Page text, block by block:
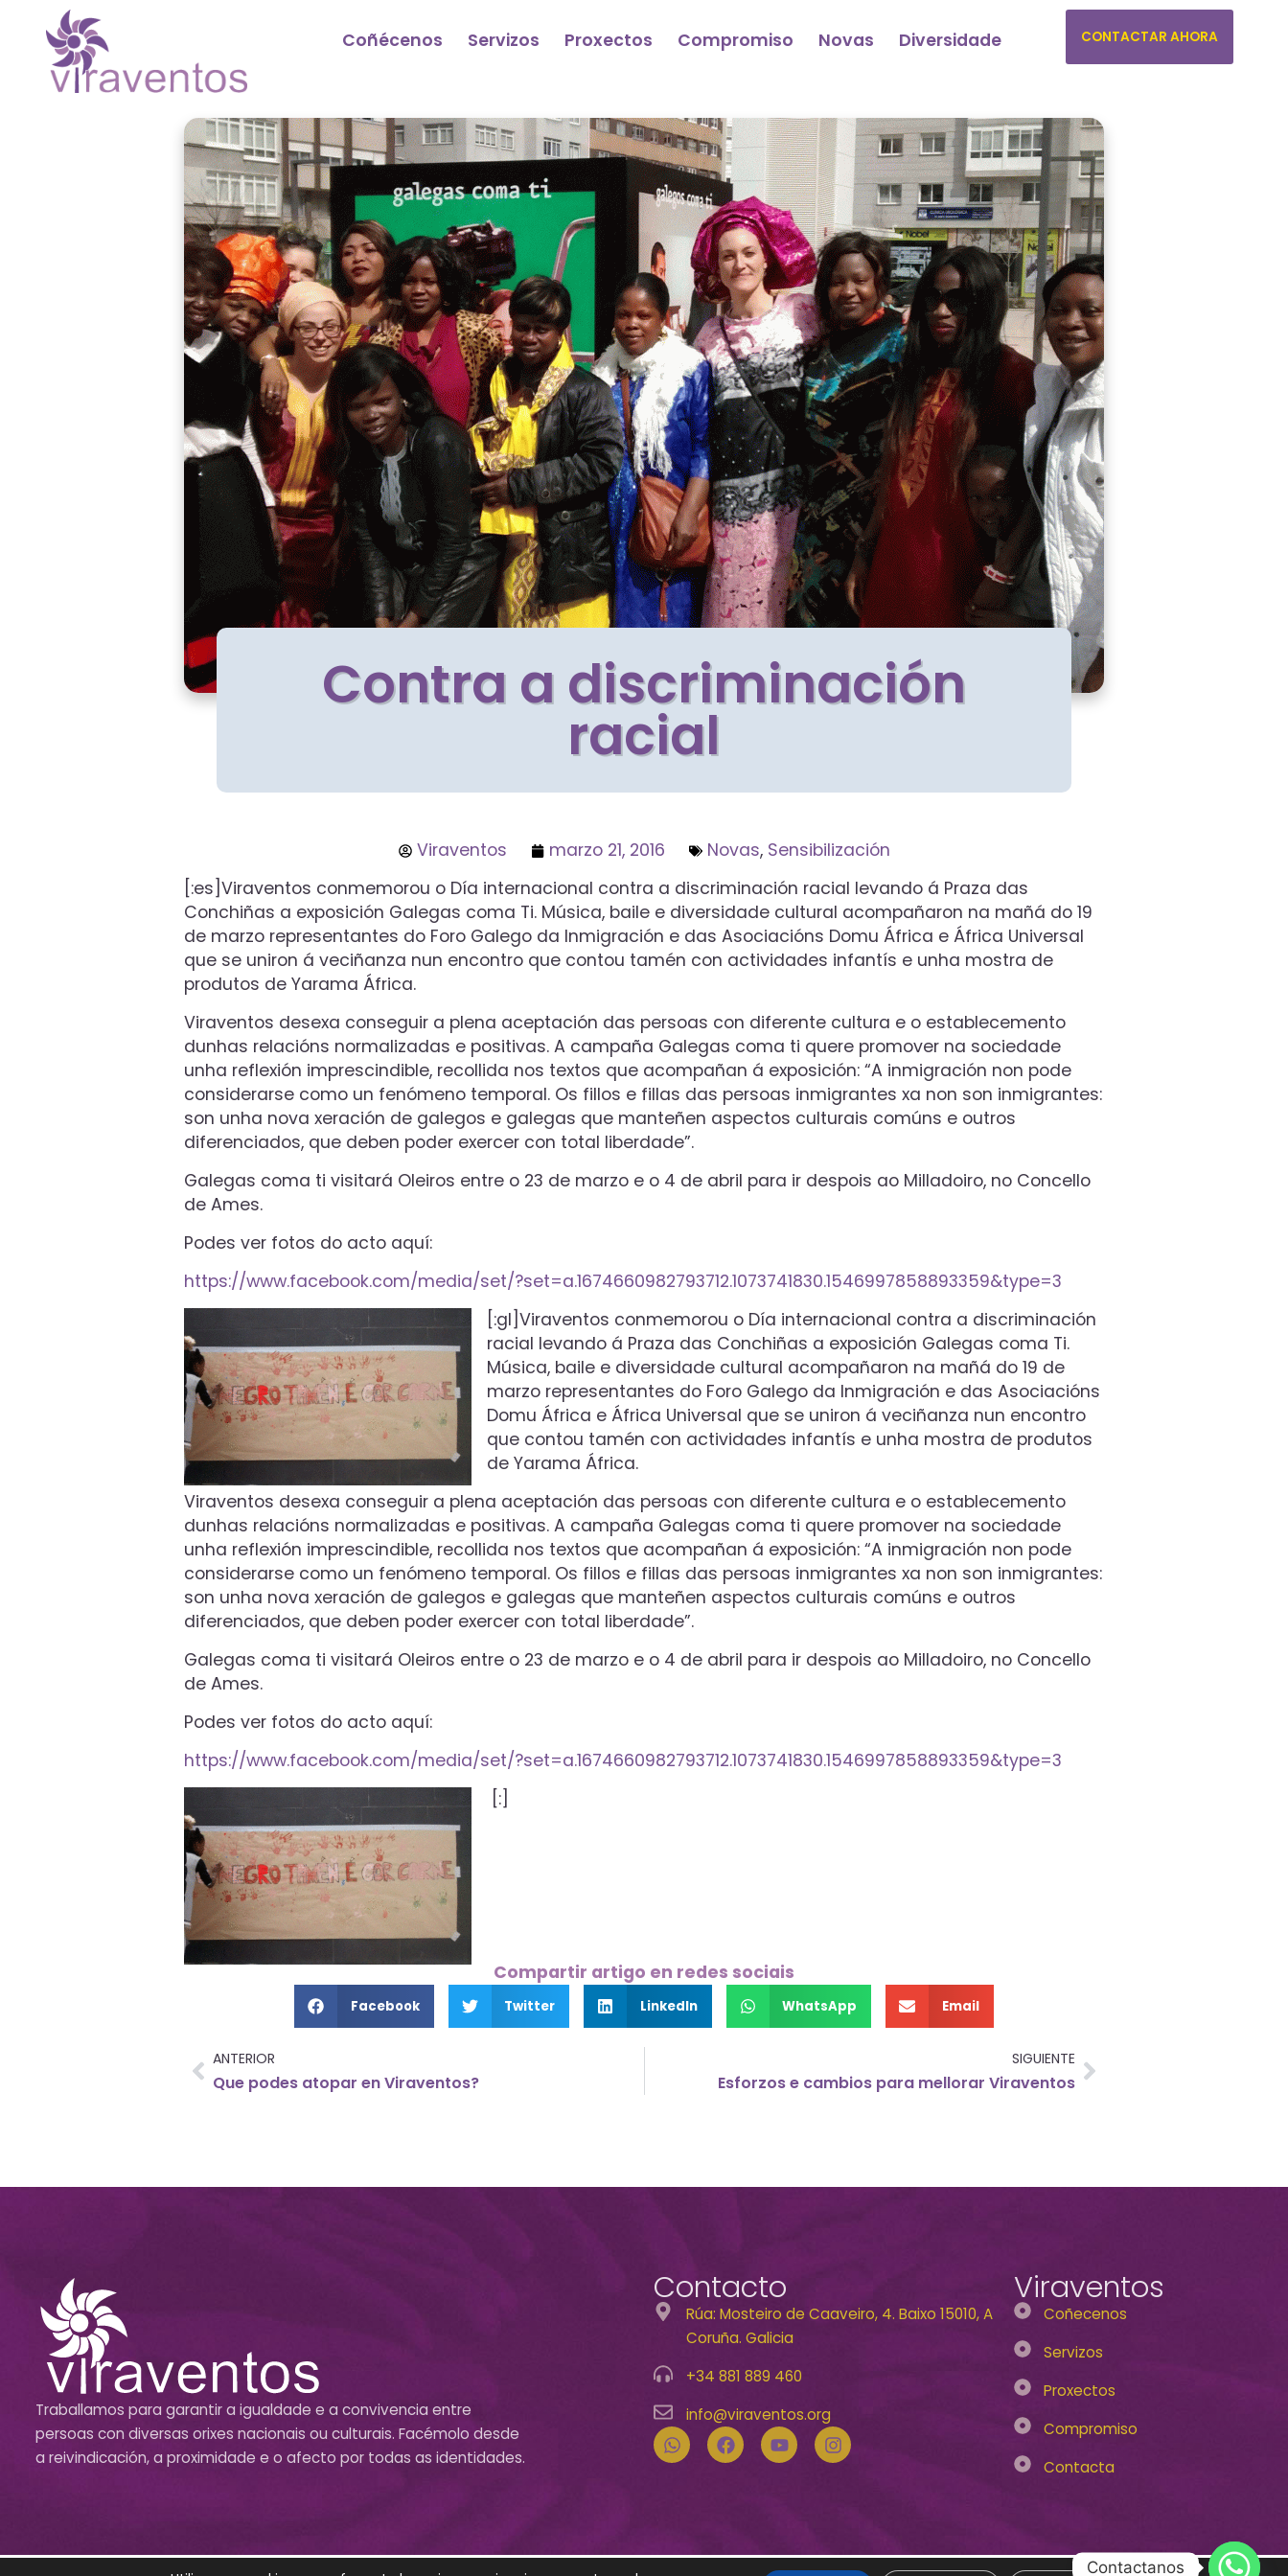
Coñécenos Servizos Proxectos Compromiso Novas Diversidade CONTACTAR AHORA
Contra a discriminación
racial
Viraventos marzo 21, 2016 Novas, Sensibilización
[:es]Viraventos conmemorou o Día internacional contra a discriminación racial levando á Praza das
Conchiñas a exposición Galegas coma Ti. Música, baile e diversidade cultural acompañaron na mañá do 19
de marzo representantes do Foro Galego da Inmigración e das Asociacións Domu África e África Universal
que se uniron á veciñanza nun encontro que contou tamén con actividades infantís e unha mostra de
produtos de Yarama África.
Viraventos desexa conseguir a plena aceptación das persoas con diferente cultura e o establecemento
dunhas relacións normalizadas e positivas. A campaña Galegas coma ti quere promover na sociedade
unha reflexión imprescindible, recollida nos textos que acompañan á exposición: “A inmigración non pode
considerarse como un fenómeno temporal. Os fillos e fillas das persoas inmigrantes xa non son inmigrantes:
son unha nova xeración de galegos e galegas que manteñen aspectos culturais comúns e outros
diferenciados, que deben poder exercer con total liberdade”.
Galegas coma ti visitará Oleiros entre o 23 de marzo e o 4 de abril para ir despois ao Milladoiro, no Concello
de Ames.
Podes ver fotos do acto aquí:
https://www.facebook.com/media/set/?set=a.1674660982793712.1073741830.1546997858893359&type=3
[:gl]Viraventos conmemorou o Día internacional contra a discriminación
racial levando á Praza das Conchiñas a exposición Galegas coma Ti.
Música, baile e diversidade cultural acompañaron na mañá do 19 de
marzo representantes do Foro Galego da Inmigración e das Asociacións
Domu África e África Universal que se uniron á veciñanza nun encontro
que contou tamén con actividades infantís e unha mostra de produtos
de Yarama África.
Viraventos desexa conseguir a plena aceptación das persoas con diferente cultura e o establecemento
dunhas relacións normalizadas e positivas. A campaña Galegas coma ti quere promover na sociedade
unha reflexión imprescindible, recollida nos textos que acompañan á exposición: “A inmigración non pode
considerarse como un fenómeno temporal. Os fillos e fillas das persoas inmigrantes xa non son inmigrantes:
son unha nova xeración de galegos e galegas que manteñen aspectos culturais comúns e outros
diferenciados, que deben poder exercer con total liberdade”.
Galegas coma ti visitará Oleiros entre o 23 de marzo e o 4 de abril para ir despois ao Milladoiro, no Concello
de Ames.
Podes ver fotos do acto aquí:
https://www.facebook.com/media/set/?set=a.1674660982793712.1073741830.1546997858893359&type=3
[:]
Compartir artigo en redes sociais
Facebook Twitter LinkedIn WhatsApp Email
ANTERIOR
Que podes atopar en Viraventos?
SIGUIENTE
Esforzos e cambios para mellorar Viraventos
Traballamos para garantir a igualdade e a convivencia entre
persoas con diversas orixes nacionais ou culturais. Facémolo desde
a reivindicación, a proximidade e o afecto por todas as identidades.
Contacto
Rúa: Mosteiro de Caaveiro, 4. Baixo 15010, A
Coruña. Galicia
+34 881 889 460
info@viraventos.org
Viraventos
Coñecenos
Servizos
Proxectos
Compromiso
Contacta
Contactanos